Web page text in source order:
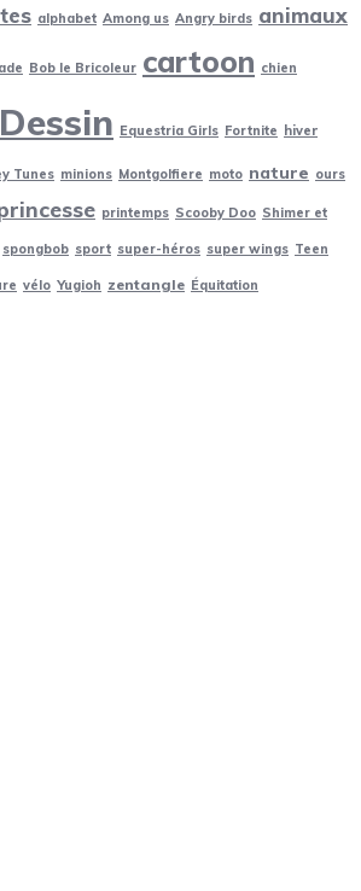
alphabet Among us Angry birds animaux
Bob le Bricoleur cartoon chien
Dessin Equestria Girls Fortnite hiver
Tunes minions Montgolfiere moto nature ours
printemps Scooby Doo Shimer et
spongbob sport super-héros super wings Teen
vélo Yugioh zentangle Équitation